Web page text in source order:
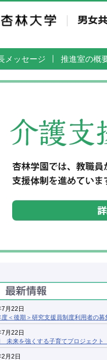
メッセージ 推進室の概
月22日
＜後期＞研究支援員制度利用者の募
月22日
未来を強くする子育てプロジェク
月2日